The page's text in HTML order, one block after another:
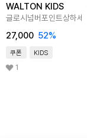
WALTON KIDS
글로시넘버포인트상하세트
27,000 52%
쿠폰 KIDS
1